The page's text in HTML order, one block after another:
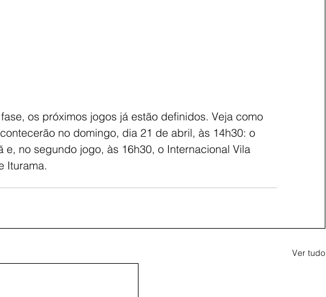
os próximos jogos já estão definidos. Veja como
no domingo, dia 21 de abril, às 14h30: o
e, no segundo jogo, às 16h30, o Internacional Vila
Iturama.
Ver tudo